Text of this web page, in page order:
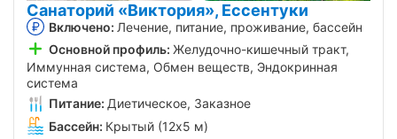
Санаторий «Виктория», Ессентуки
Включено: Лечение, питание, проживание, бассейн
Основной профиль: Желудочно-кишечный тракт,
Иммунная система, Обмен веществ, Эндокринная
система
Питание: Диетическое, Заказное
Бассейн: Крытый (12х5 м)